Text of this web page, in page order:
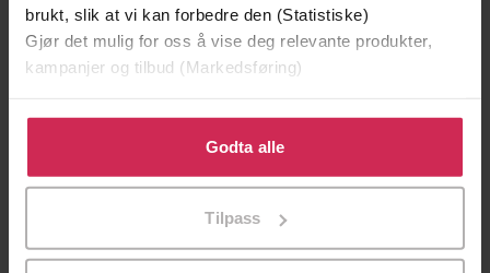
brukt, slik at vi kan forbedre den (Statistiske)
Gjør det mulig for oss å vise deg relevante produkter,
kampanjer og tilbud (Markedsføring)
Klikk på «Godta alle» for å gi oss ditt samtykke til å
bruke cookies for alle disse formålene. Du kan også
tilpasse ditt samtykke til spesifikke formål ved å klikke
Godta alle
Tilpass
Minnesota
Satans segl